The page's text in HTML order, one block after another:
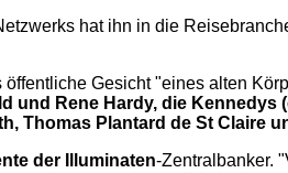
hat ihn in die
Gesicht "eines alten
und Rene Hardy, die
Thomas Plantard de St Claire
der Illuminaten-Zentralbanker.